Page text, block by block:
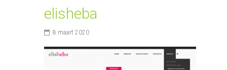
elisheba
8 maart 2020